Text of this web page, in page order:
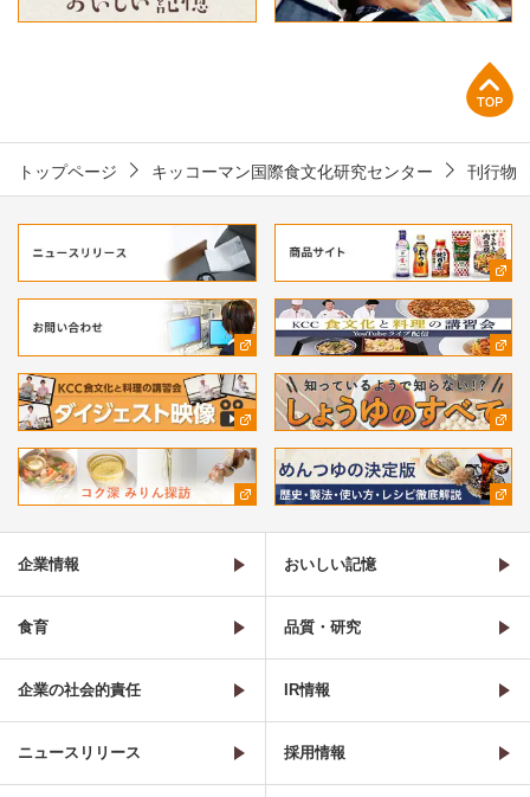
トップページ キッコーマン国際食文化研究センター 刊行物
企業情報 おいしい記憶
食育 品質・研究
企業の社会的責任 IR情報
ニュースリリース 採用情報